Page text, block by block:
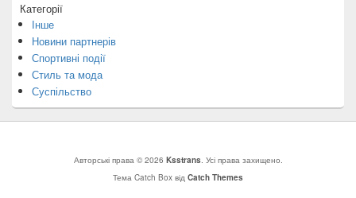
Категорії
Інше
Новини партнерів
Спортивні події
Стиль та мода
Суспільство
Авторські права © 2026 Ksstrans. Усі права захищено.
Тема Catch Box від Catch Themes